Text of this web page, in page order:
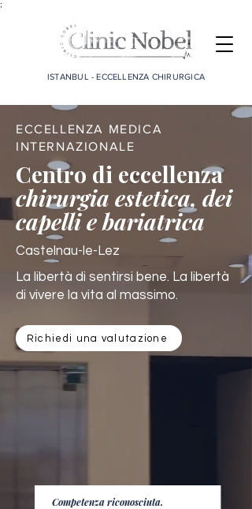
;
ISTANBUL - ECCELLENZA CHIRURGICA
ECCELLENZA MEDICA
INTERNAZIONALE
Centro di eccellenza
chirurgia estetica, dei
capelli e bariatrica
Castelnau-le-Lez
La libertà di sentirsi bene. La libertà
di vivere la vita al massimo.
Richiedi una valutazione
Competenza riconosciuta.